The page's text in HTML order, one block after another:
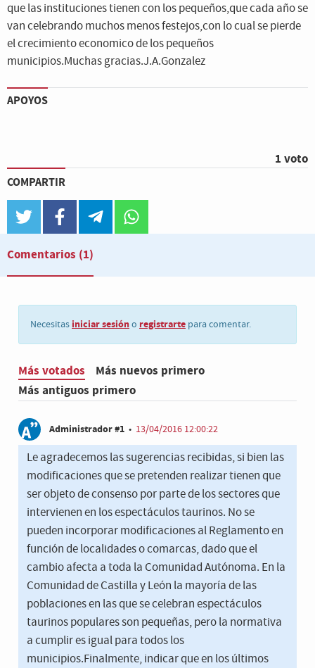
que las instituciones tienen con los pequeños,que cada año se
van celebrando muchos menos festejos,con lo cual se pierde
el crecimiento economico de los pequeños
municipios.Muchas gracias.J.A.Gonzalez
APOYOS
1 voto
COMPARTIR
twitter facebook telegram
Comentarios (1)
Necesitas iniciar sesióno registrarte para comentar.
Más votados
Más nuevos primero
Más antiguos primero
Administrador #1 • 13/04/2016 12:00:22
Le agradecemos las sugerencias recibidas, si bien las
modificaciones que se pretenden realizar tienen que
ser objeto de consenso por parte de los sectores que
intervienen en los espectáculos taurinos. No se
pueden incorporar modificaciones al Reglamento en
función de localidades o comarcas, dado que el
cambio afecta a toda la Comunidad Autónoma. En la
Comunidad de Castilla y León la mayoría de las
poblaciones en las que se celebran espectáculos
taurinos populares son pequeñas, pero la normativa
a cumplir es igual para todos los
municipios.Finalmente, indicar que en los últimos